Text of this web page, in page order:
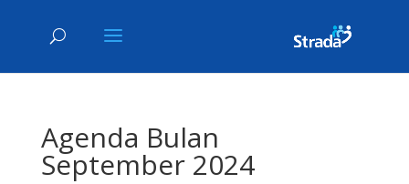
Agenda Bulan
September 2024